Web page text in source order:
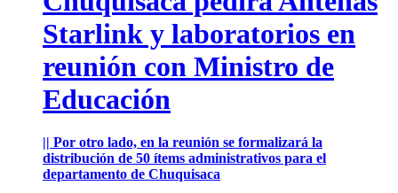
Starlink y laboratorios en
reunión con Ministro de
Educación
|| Por otro lado, en la reunión se formalizará la
distribución de 50 ítems administrativos para el
departamento de Chuquisaca